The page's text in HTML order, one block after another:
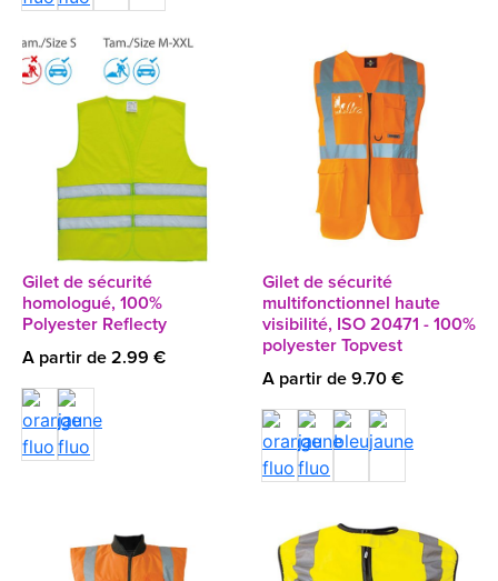
Gilet de sécurité
homologué, 100%
Polyester Reflecty
A partir de 2.99 €
Gilet de sécurité
multifonctionnel haute
visibilité, ISO 20471 - 100%
polyester Topvest
A partir de 9.70 €